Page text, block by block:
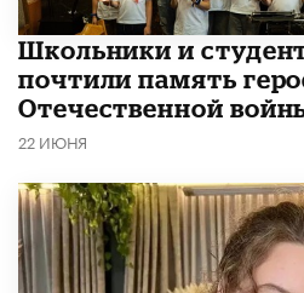
Школьники и
почтили память
Отечественной
22 ИЮНЯ